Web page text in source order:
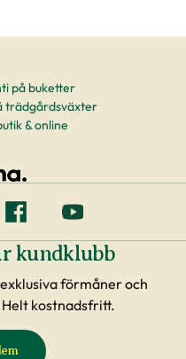
på buketter
trädgårdsväxter
& online
kundklubb
förmåner och
kostnadsfritt.